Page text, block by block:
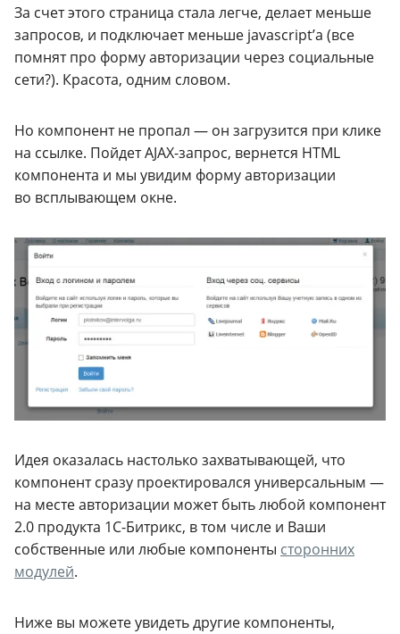
За счет этого страница стала легче, делает меньше
запросов, и подключает меньше javascript’а (все
помнят про форму авторизации через социальные
сети?). Красота, одним словом.
Но компонент не пропал — он загрузится при клике
на ссылке. ПойдетAJAX-запрос, вернется HTML
компонента и мы увидим форму авторизации
во всплывающем окне.
Идея оказалась настолько захватывающей, что
компонент сразу проектировался универсальным —
на месте авторизации может быть любой компонент
2.0 продукта 1С-Битрикс, в том числе и Ваши
собственные или любые компоненты сторонних
модулей.
Ниже вы можете увидеть другие компоненты,